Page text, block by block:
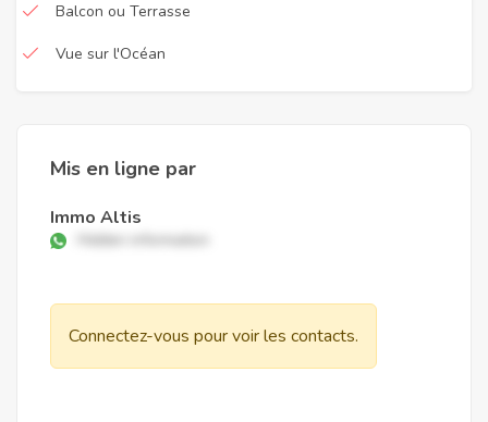
Balcon ou Terrasse
Vue sur l'Océan
Mis en ligne par
Immo Altis
Connectez-vous pour voir les contacts.